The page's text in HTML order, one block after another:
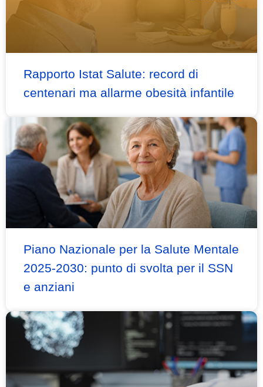
Rapporto Istat Salute: record di
centenari ma allarme obesità infantile
Piano Nazionale per la Salute Mentale
2025-2030: punto di svolta per il SSN
e anziani